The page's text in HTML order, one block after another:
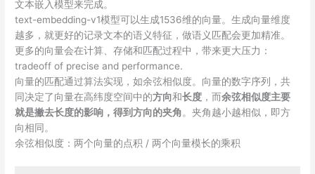
文本嵌入模型来完成。
text-embedding-v1模型可以生成1536维的向量。生成向量维度
越多，就更好的记录文本的语义特征，做语义匹配会更加精准。
更多的向量会在计算、存储和匹配过程中，带来更大压力：
tradeoff of precise and performance.
向量的匹配通过算法实现，如余弦相似度。向量的数字序列，共
同决定了向量在高纬度空间中的方向和长度 ，而余弦相似度主要
就是撇去长度的影响，得到方向的夹角。夹角越小越相似，即方
向相同。
余弦相似度：两个向量的点积 / 两个向量模长的乘积